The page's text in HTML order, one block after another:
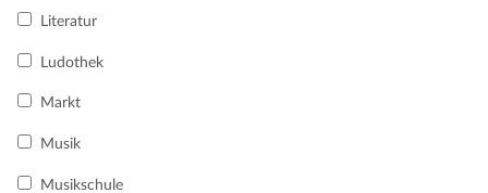
Literatur
Ludothek
Markt
Musik
Musikschule